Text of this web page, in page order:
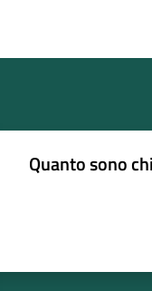
Quanto sono